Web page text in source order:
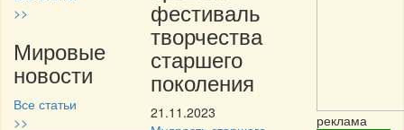
>>
Мировые
новости
Все статьи
>>
фестиваль
творчества
старшего
поколения
21.11.2023
реклама